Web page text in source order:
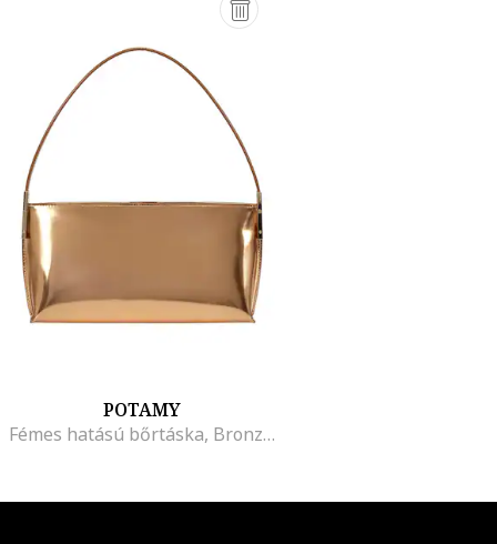
POTAMY
Fémes hatású bőrtáska, Bronzszín